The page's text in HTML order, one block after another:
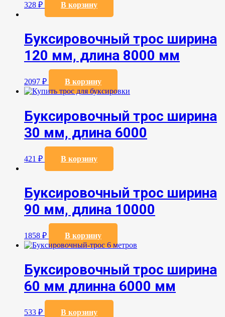
328 ₽ В корзину
Буксировочный трос ширина
120 мм, длина 8000 мм
2097 ₽ В корзину
Буксировочный трос ширина
30 мм, длина 6000
421 ₽ В корзину
Буксировочный трос ширина
90 мм, длина 10000
1858 ₽ В корзину
Буксировочный трос ширина
60 мм длинна 6000 мм
533 ₽ В корзину